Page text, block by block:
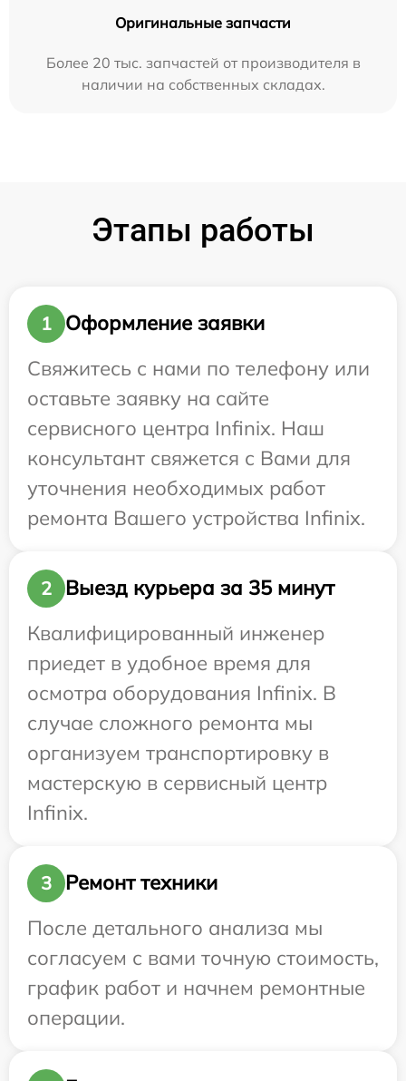
Оригинальные запчасти
Более 20 тыс. запчастей от производителя в
наличии на собственных складах.
Этапы работы
1
Оформление заявки
Свяжитесь с нами по телефону или
оставьте заявку на сайте
сервисного центра Infinix. Наш
консультант свяжется с Вами для
уточнения необходимых работ
ремонта Вашего устройства Infinix.
2
Выезд курьера за 35 минут
Квалифицированный инженер
приедет в удобное время для
осмотра оборудования Infinix. В
случае сложного ремонта мы
организуем транспортировку в
мастерскую в сервисный центр
Infinix.
3
Ремонт техники
После детального анализа мы
согласуем с вами точную стоимость,
график работ и начнем ремонтные
операции.